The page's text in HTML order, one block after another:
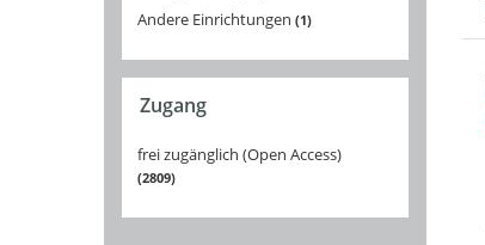
Andere Einrichtungen 1
Zugang
frei zugänglich (Open Access)
2809